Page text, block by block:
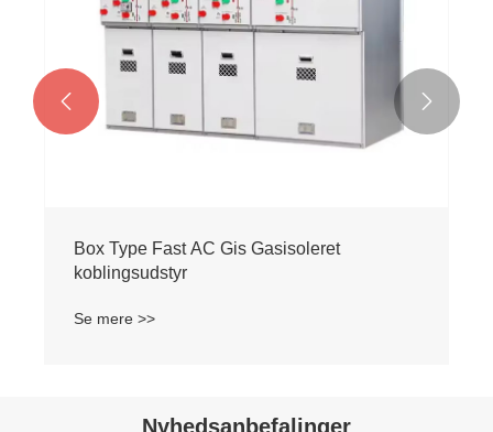
Box Type Fast AC Gis Gasisoleret
koblingsudstyr
Se mere >>
 
Nyhedsanbefalinger